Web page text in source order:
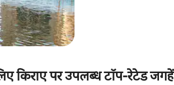
किराए पर उपलब्ध टॉप-रेटेड जगहें